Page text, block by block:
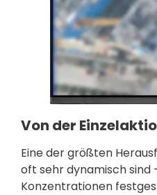
Von der
Eine der größten
oft sehr dynamisch sind
Konzentrationen